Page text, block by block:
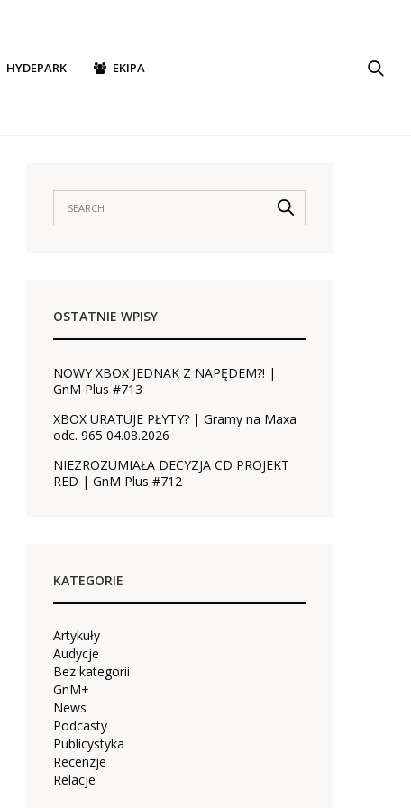
HYDEPARK EKIPA
OSTATNIE WPISY
NOWY XBOX JEDNAK Z NAPĘDEM?! |
GnM Plus #713
XBOX URATUJE PŁYTY? | Gramy na Maxa
odc. 965 04.08.2026
NIEZROZUMIAŁA DECYZJA CD PROJEKT
RED | GnM Plus #712
KATEGORIE
Artykuły
Audycje
Bez kategorii
GnM+
News
Podcasty
Publicystyka
Recenzje
Relacje